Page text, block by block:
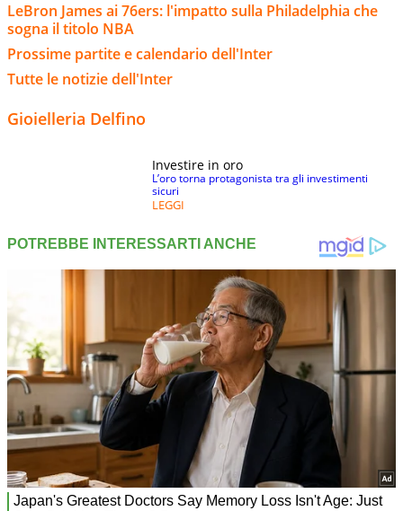
LeBron James ai 76ers: l'impatto sulla Philadelphia che
sogna il titolo NBA
Prossime partite e calendario dell'Inter
Tutte le notizie dell'Inter
Gioielleria Delfino
Investire in oro
L’oro torna protagonista tra gli investimenti
sicuri
LEGGI